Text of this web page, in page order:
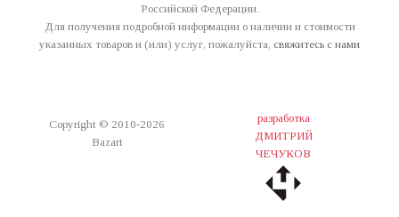
Российской Федерации.
Для получения подробной информации о наличии и стоимости
указанных товаров и (или) услуг, пожалуйста, свяжитесь с нами
Copyright © 2010-2026
Bazart
разработка
ДМИТРИЙ
ЧЕЧУКОВ